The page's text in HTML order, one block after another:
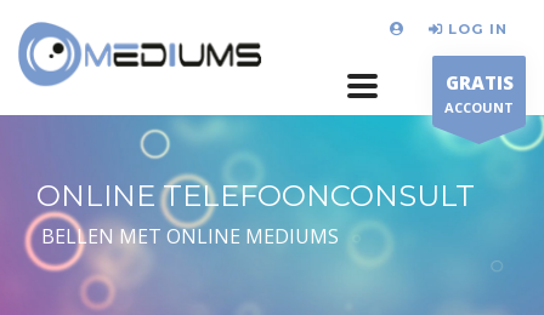
LOG IN
GRATIS
ACCOUNT
ONLINE TELEFOONCONSULT
BELLEN MET ONLINE MEDIUMS